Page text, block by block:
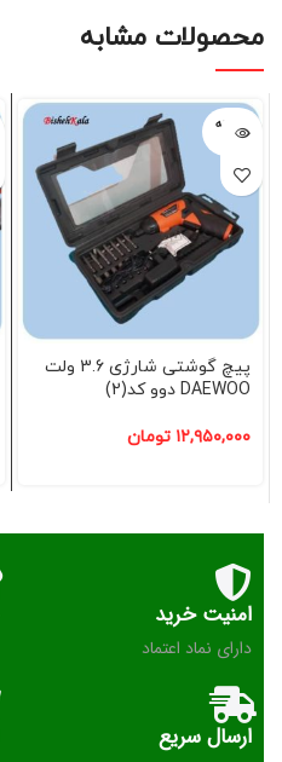
محصولات مشابه
فروخته
شده
پیچ گوشتی شارژی 3.6 ولت
DAEWOO دوو کد(2)
۱۲,۹۵۰,۰۰۰ تومان
امنیت خرید
دارای نماد اعتماد
ارسال سریع